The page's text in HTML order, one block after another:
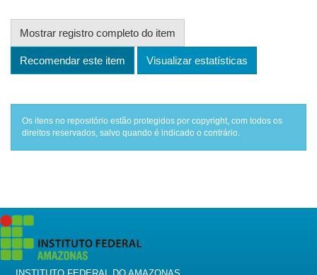
Mostrar registro completo do item
Recomendar este item Visualizar estatísticas
Os itens no repositório estão protegidos por copyright, com todos os
direitos reservados, salvo quando é indicado o contrário.